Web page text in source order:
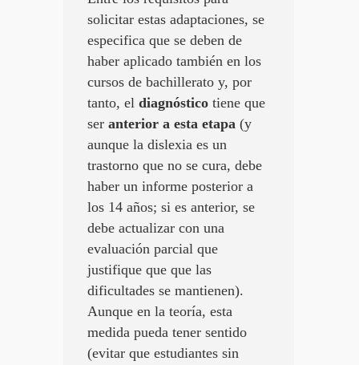
solicitar estas adaptaciones, se
especifica que se deben de
haber aplicado también en los
cursos de bachillerato y, por
tanto, el diagnóstico tiene que
ser anterior a esta etapa (y
aunque la dislexia es un
trastorno que no se cura, debe
haber un informe posterior a
los 14 años; si es anterior, se
debe actualizar con una
evaluación parcial que
justifique que que las
dificultades se mantienen).
Aunque en la teoría, esta
medida pueda tener sentido
(evitar que estudiantes sin